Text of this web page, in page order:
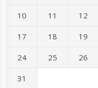
10 11 12
17 18 19
24 25 26
31